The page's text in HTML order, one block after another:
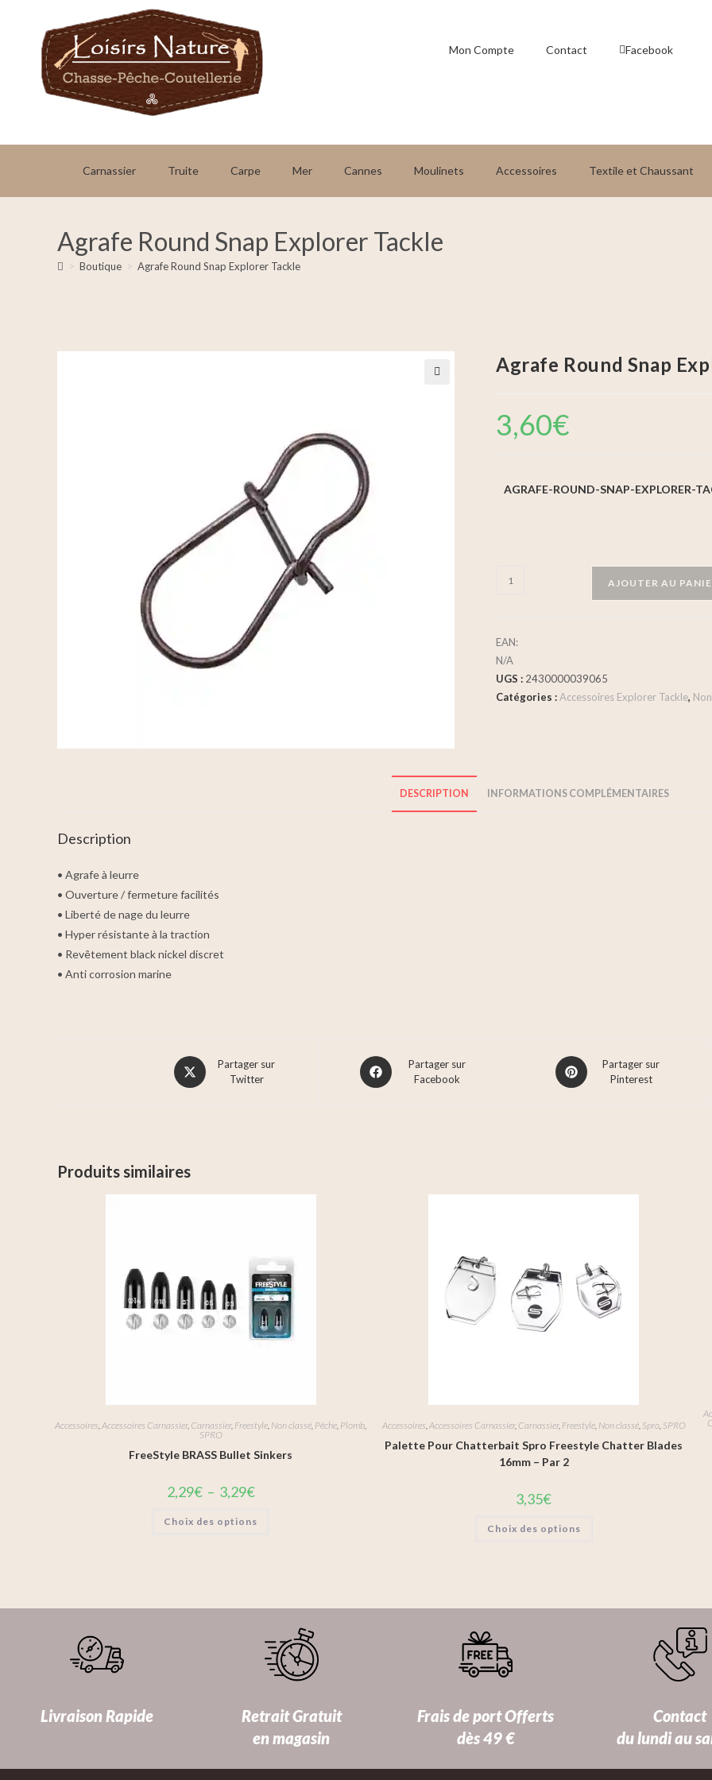
Mon Compte Contact Facebook
Carnassier Truite Carpe Mer Cannes Moulinets Accessoires Textile et Chaussant
Agrafe Round Snap Explorer Tackle
> Boutique > Agrafe Round Snap Explorer Tackle
Agrafe Round Snap
3,60€
AGRAFE-ROUND-SNAP-EXPLORER-
AJOUTER AU
EAN:
N/A
UGS : 2430000039065
Catégories :Accessoires Explorer Tackle,
DESCRIPTION INFORMATIONS COMPLÉMENTAIRES
Description
• Agrafe à leurre
• Ouverture / fermeture facilités
• Liberté de nage du leurre
• Hyper résistante à la traction
• Revêtement black nickel discret
• Anti corrosion marine
Partager sur
Twitter
Partager sur
Facebook
Partager sur
Pinterest
Produits similaires
Accessoires,Accessoires Carnassier, Carnassier, Freestyle, Non classé, Pêche, Plomb,
SPRO
FreeStyle BRASS Bullet Sinkers
2,29€ – 3,29€
Choix des options
Accessoires,Accessoires Carnassier, Carnassier, Freestyle, Non classé, Spro, SPRO
Palette Pour Chatterbait Spro Freestyle Chatter Blades
16mm – Par 2
3,35€
Choix des options
Livraison Rapide
Retrait Gratuit
en magasin
Frais de port Offerts
dès 49 €
Contact
du lundi au